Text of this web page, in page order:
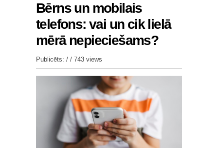
Bērns un mobilais
telefons: vai un cik lielā
mērā nepieciešams?
Publicēts: / / 743 views